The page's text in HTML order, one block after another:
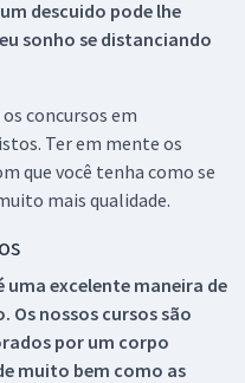
descuido pode lhe
sonho se distanciando
concursos em
Ter em mente os
que você tenha como se
mais qualidade.
uma excelente maneira de
Os nossos cursos são
por um corpo
muito bem como as